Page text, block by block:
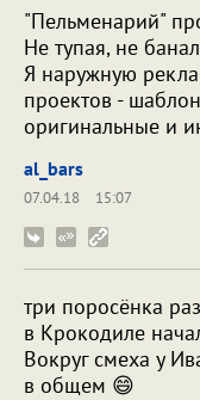
"Пельменарий"
Не тупая, не
Я наружную
проектов -
оригинальные и
al_bars
07.04.18
15:07
три поросёнка
в Крокодиле
Вокруг смеха у
в общем 😄